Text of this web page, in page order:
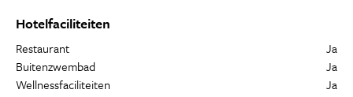
Hotelfaciliteiten
Restaurant
Ja
Buitenzwembad
Ja
Wellnessfaciliteiten
Ja